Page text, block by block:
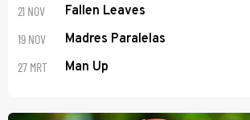
21 NOV Fallen Leaves
19 NOV Madres Paralelas
27 MRT Man Up